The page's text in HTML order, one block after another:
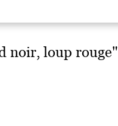
noir, loup rouge"